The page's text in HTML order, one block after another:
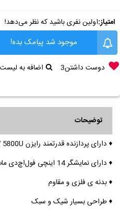
امتیاز:اولین نفری باشید که نظر می‌دهد!
موجود شد پیامک بده!
دوست داشتن3 اضافه به
توضیحات
♦️ دارای پردازنده قدرتمند رایزن R7 5800U
♦️ دارای نمایشگر 14 اینچی فول‌اچ‌دی مات برای جلوگیری از خستگی چشم
♦️ بدنه ی فلزی و مقاوم
♦️ طراحی بسیار شیک و سبک